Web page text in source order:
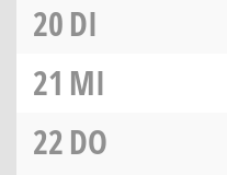
20DI
21 MI
22DO